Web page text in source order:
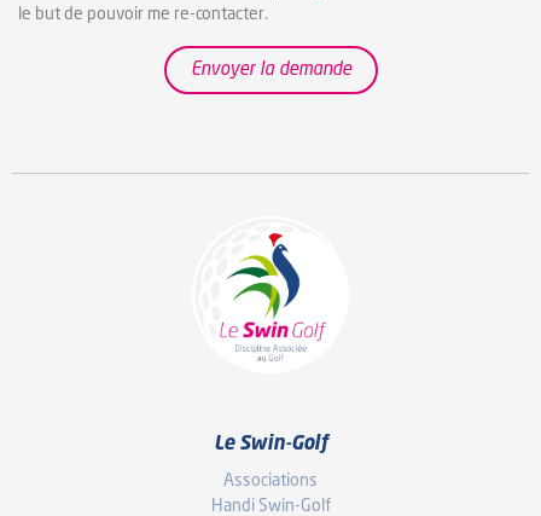
le but de pouvoir me re-contacter.
Envoyer la demande
Le Swin-Golf
Associations
Handi Swin-Golf